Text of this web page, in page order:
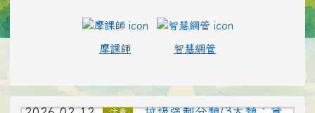
摩課師 智慧網管
策，就查獲電子煙相關器物處置請依說明辦理
公告 打詐新四法宣導影片
2026-02-12 注意
垃圾強制分類(3大類：資
源、廚餘及垃圾)+Q&A